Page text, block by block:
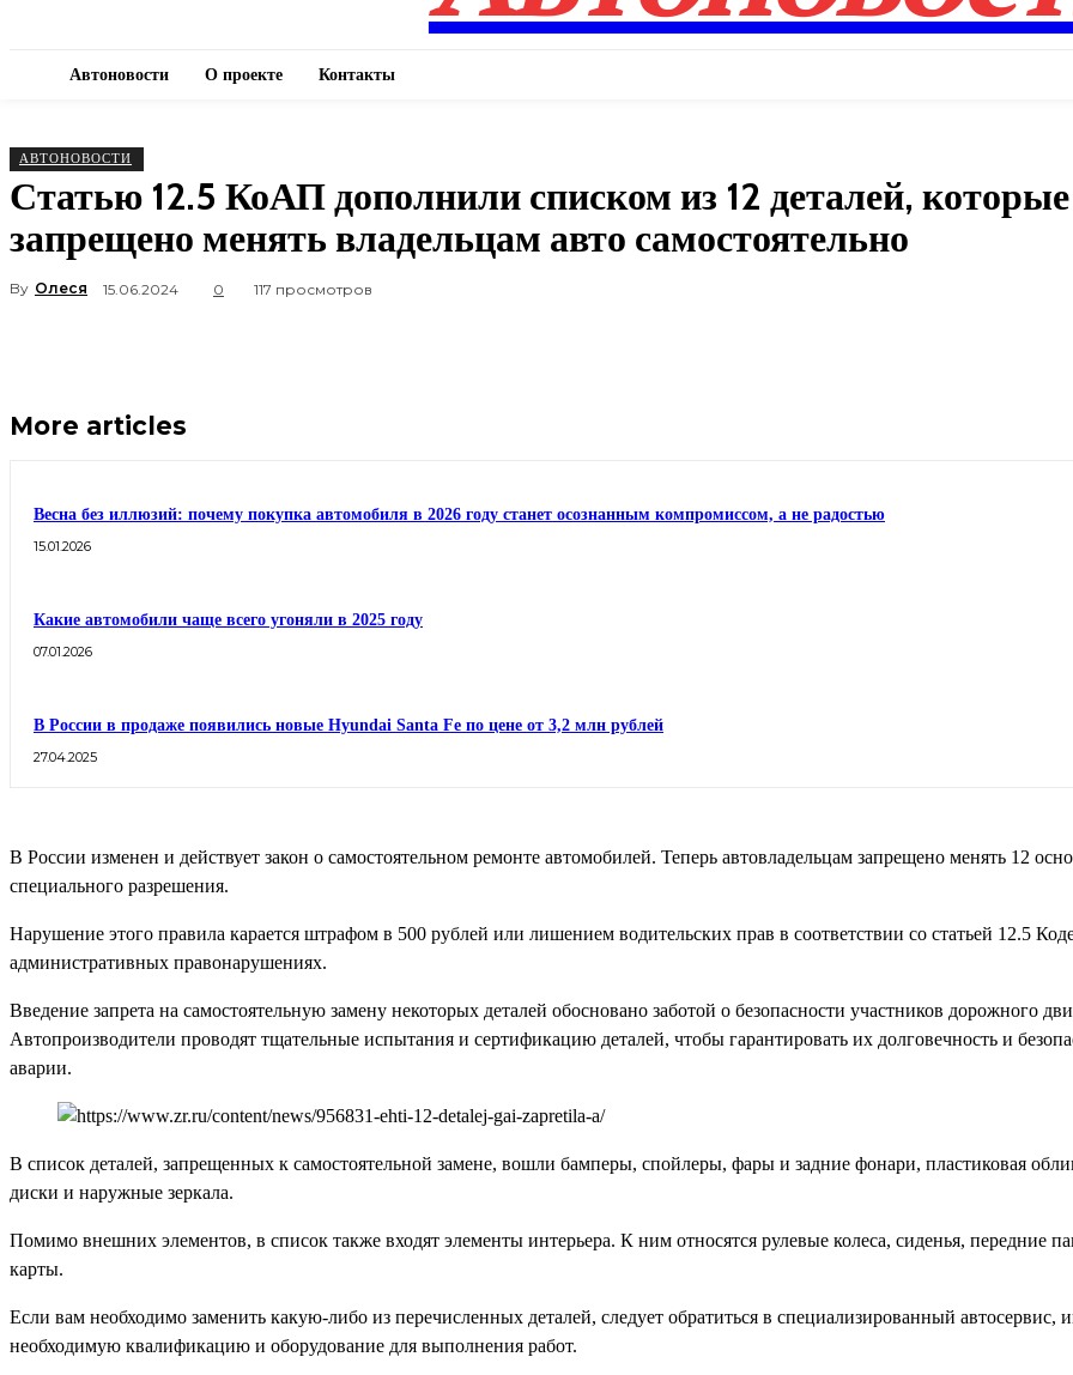
Автоновости О проекте Контакты
АВТОНОВОСТИ
Статью 12.5 КоАП дополнили списком из 12 деталей, которые
запрещено менять владельцам авто самостоятельно
By Олеся 15.06.2024 0 117 просмотров
More articles
Весна без иллюзий: почему покупка автомобиля в 2026 году станет осознанным компромиссом, а не радостью
15.01.2026
Какие автомобили чаще всего угоняли в 2025 году
07.01.2026
В России в продаже появились новые Hyundai Santa Fe по цене от 3,2 млн рублей
27.04.2025
В России изменен и действует закон о самостоятельном ремонте автомобилей. Теперь автовладельцам запрещено менять 12
специального разрешения.
Нарушение этого правила карается штрафом в 500 рублей или лишением водительских прав в соответствии со статьей 12.5
административных правонарушениях.
Введение запрета на самостоятельную замену некоторых деталей обосновано заботой о безопасности участников дорожного
Автопроизводители проводят тщательные испытания и сертификацию деталей, чтобы гарантировать их долговечность и
аварии.
В список деталей, запрещенных к самостоятельной замене, вошли бамперы, спойлеры, фары и задние фонари, пластиковая
диски и наружные зеркала.
Помимо внешних элементов, в список также входят элементы интерьера. К ним относятся рулевые колеса, сиденья, передние
карты.
Если вам необходимо заменить какую-либо из перечисленных деталей, следует обратиться в специализированный
необходимую квалификацию и оборудование для выполнения работ.